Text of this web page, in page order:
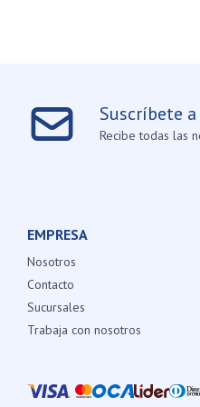
Suscríbete
Recibe todas las
EMPRESA
Nosotros
Contacto
Sucursales
Trabaja con nosotros